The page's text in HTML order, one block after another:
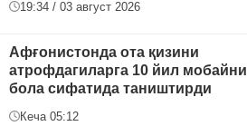
19:34 / 03 август 2026
Афғонистонда ота қизини
атрофдагиларга 10 йил
бола сифатида таништирди
Кеча 05:12